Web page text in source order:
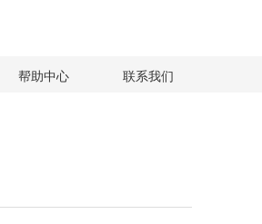
帮助中心 联系我们